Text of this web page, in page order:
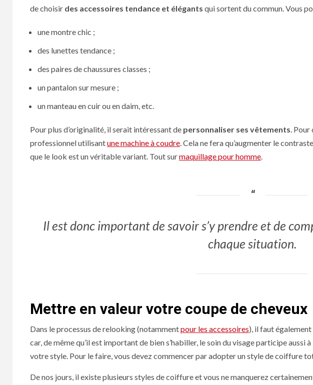
de choisir des accessoires tendance et élégants qui sortent du commun. Vous
une montre chic ;
des lunettes tendance ;
des paires de chaussures classes ;
un pantalon sur mesure ;
un manteau en cuir ou en daim, etc.
Pour plus d’originalité, il serait intéressant de personnaliser ses vêtements. Pour
professionnel utilisantune machine à coudre. Cela ne fera qu’augmenter le
que le look est un véritable variant. Tout surmaquillage pour homme.
Il est donc important de savoir s’y prendre et de
chaque situation.
Mettre en valeur votre coupe de cheveux
Dans le processus de relooking (notammentpour les accessoires), il faut également
car, de même qu’il est important de bien s’habiller, le soin du visage participe
votre style. Pour le faire, vous devez commencer par adopter un style de coiffure
De nos jours, il existe plusieurs styles de coiffure et vous ne manquerez